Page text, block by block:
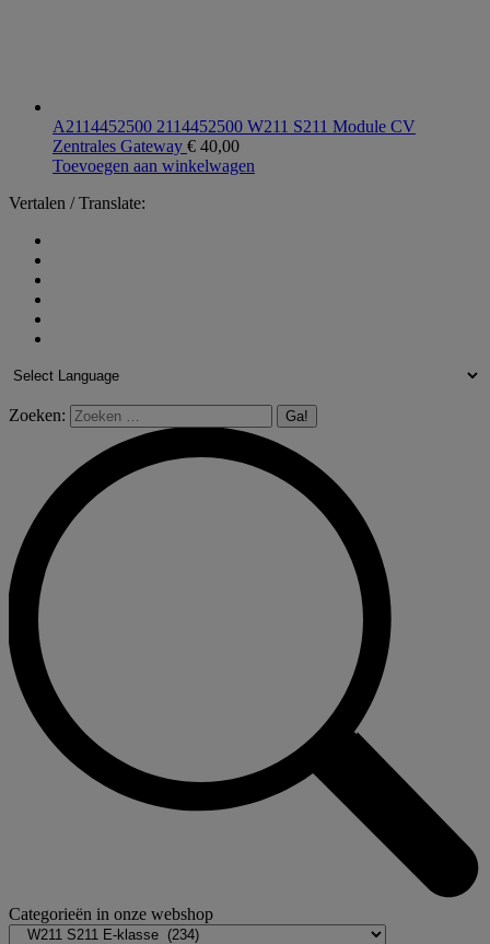
A2114452500 2114452500 W211 S211 Module CV
Zentrales Gateway € 40,00
Toevoegen aan winkelwagen
Vertalen / Translate:
Zoeken:
Categorieën in onze webshop